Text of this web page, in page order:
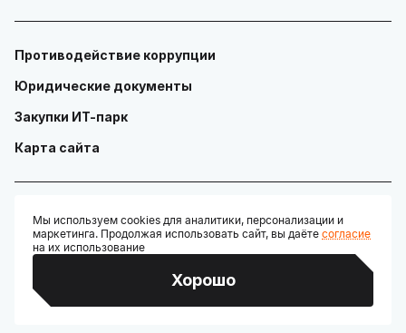
Противодействие коррупции
Юридические документы
Закупки ИТ-парк
Карта сайта
© ГАУ "Технопарк в сфере высоких технологий «ИТ-парк»"
Разработано:
Credits: Google Fonts, Material Symbols
Мы используем cookies для аналитики, персонализации и
маркетинга. Продолжая использовать сайт, вы даёте согласие
на их использование
Хорошо